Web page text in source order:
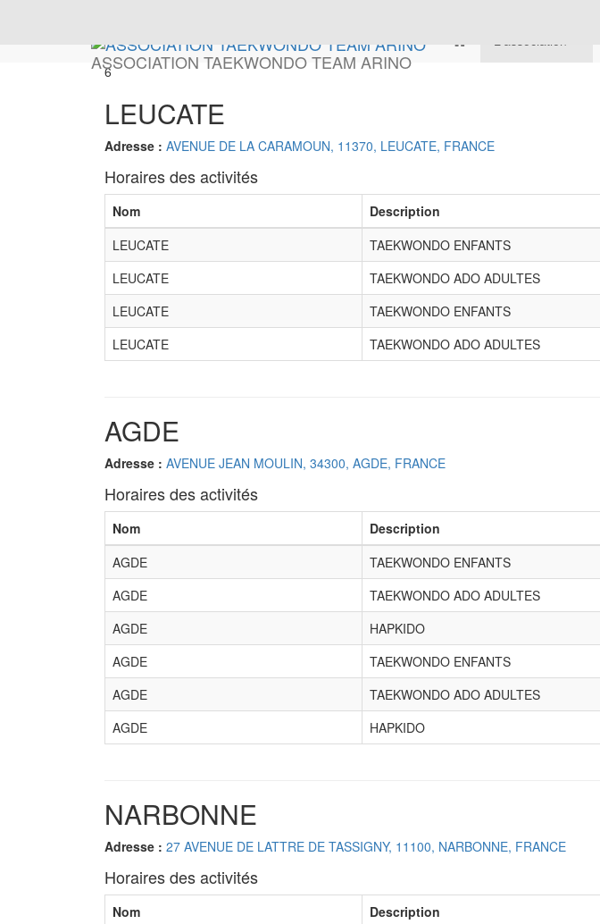
ASSOCIATION TAEKWONDO TEAM ARINO
L'association
6
LEUCATE
Adresse : AVENUE DE LA CARAMOUN, 11370, LEUCATE, FRANCE
Horaires des activités
Nom Description
LEUCATE
TAEKWONDO ENFANTS
LEUCATE
TAEKWONDO ADO ADULTES
LEUCATE
TAEKWONDO ENFANTS
LEUCATE
TAEKWONDO ADO ADULTES
AGDE
Adresse : AVENUE JEAN MOULIN, 34300, AGDE, FRANCE
Horaires des activités
Nom Description
AGDE
TAEKWONDO ENFANTS
AGDE
TAEKWONDO ADO ADULTES
AGDE
HAPKIDO
AGDE
TAEKWONDO ENFANTS
AGDE
TAEKWONDO ADO ADULTES
AGDE
HAPKIDO
NARBONNE
Adresse : 27 AVENUE DE LATTRE DE TASSIGNY, 11100, NARBONNE, FRANCE
Horaires des activités
Nom Description